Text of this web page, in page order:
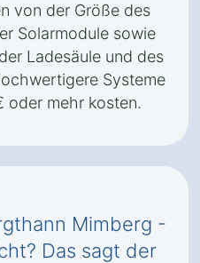
von der Größe des
Solarmodule sowie
Ladesäule und des
Systeme
oder mehr kosten.
Mimberg -
Das sagt der